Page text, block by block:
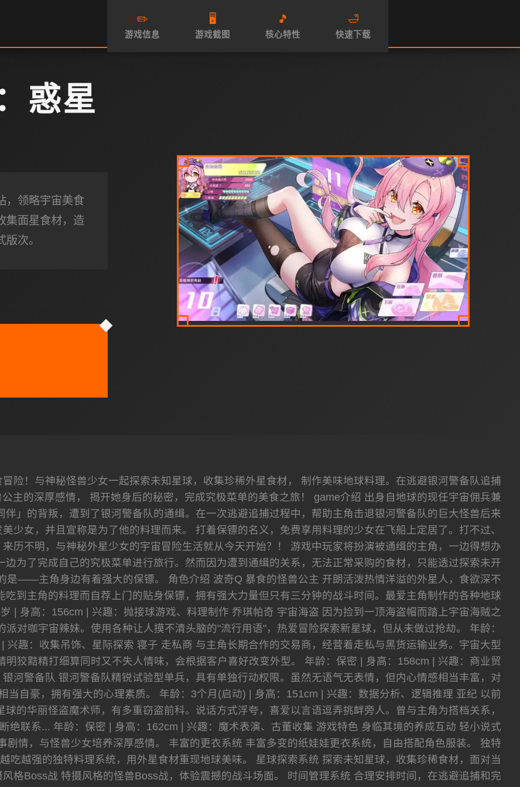
✏️
游戏信息
🖥️
游戏截图
🎵
核心特性
🛁
快速下载
惑星
，领略宇宙美食
集面星食材，造
次。
险！与神秘怪兽少女一起探索未知星球，收集珍稀外星食材， 制作美味地球料理。在逃避银河警备队追捕
主的深厚感情， 揭开她身后的秘密，完成究极菜单的美食之旅！ game介绍 出身自地球的现任宇宙佣兵兼
伴」的背叛，遭到了银河警备队的通缉。在一次逃避追捕过程中，帮助主角击退银河警备队的巨大怪兽后来
少女，并且宣称是为了他的料理而来。 打着保镖的名义，免费享用料理的少女在飞船上定居了。打不过、
历不明，与神秘外星少女的宇宙冒险生活就从今天开始？！ 游戏中玩家将扮演被通缉的主角，一边得想办
边为了完成自己的究极菜单进行旅行。然而因为遭到通缉的关系，无法正常采购的食材，只能透过探索未开
是——主角身边有着强大的保镖。 角色介绍 波奇Q 暴食的怪兽公主 开朗活泼热情洋溢的外星人，食欲深不
吃到主角的料理而自荐上门的贴身保镖，拥有强大力量但只有三分钟的战斗时间。最爱主角制作的各种地球
| 身高：156cm | 兴趣：抛接球游戏、料理制作 乔琪帕奇 宇宙海盗 因为捡到一顶海盗帽而踏上宇宙海贼之
派对咖宇宙辣妹。使用各种让人摸不清头脑的"流行用语"，热爱冒险探索新星球，但从未做过抢劫。 年龄：
兴趣：收集吊饰、星际探索 寝子 走私商 与主角长期合作的交易商，经营着走私与黑货运输业务。宇宙大型
明狡黠精打细算同时又不失人情味，会根据客户喜好改变外型。 年龄：保密 | 身高：158cm | 兴趣：商业贸
河警备队 银河警备队精锐试验型单兵，具有单独行动权限。虽然无语气无表情，但内心情感相当丰富，对
当自豪，拥有强大的心理素质。 年龄：3个月(启动) | 身高：151cm | 兴趣：数据分析、逻辑推理 亚纪 以前
球的华丽怪盗魔术师，有多重窃盗前科。说话方式浮夸，喜爱以言语逗弄挑衅旁人。曾与主角为搭档关系，
绝联系... 年龄：保密 | 身高：162cm | 兴趣：魔术表演、古董收集 游戏特色 身临其境的养成互动 轻小说式
剧情，与怪兽少女培养深厚感情。 丰富的更衣系统 丰富多变的纸娃娃更衣系统，自由搭配角色服装。 独特
吃越强的独特料理系统，用外星食材重现地球美味。 星球探索系统 探索未知星球，收集珍稀食材，面对当
格Boss战 特摄风格的怪兽Boss战，体验震撼的战斗场面。 时间管理系统 合理安排时间，在逃避追捕和完